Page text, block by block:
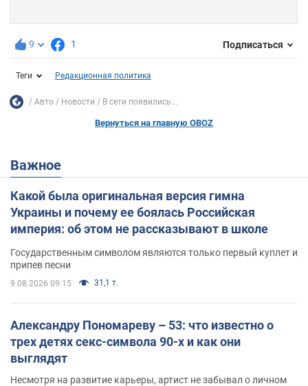
9 1 Подписаться
Теги Редакционная политика
Авто Новости В сети появились...
Вернуться на главную OBOZ
Важное
Какой была оригинальная версия гимна
Украины и почему ее боялась Российская
империя: об этом не рассказывают в школе
Государственным символом являются только первый куплет и
припев песни
9.08.2026 09:15 31,1 т.
Александру Пономареву – 53: что известно о
трех детях секс-символа 90-х и как они
выглядят
Несмотря на развитие карьеры, артист не забывал о личном